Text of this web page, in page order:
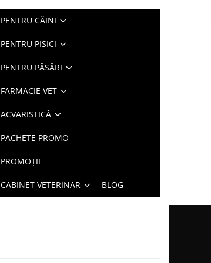
PENTRU CÂINI
PENTRU PISICI
PENTRU PĂSĂRI
FARMACIE VET
ACVARISTICĂ
PACHETE PROMO
PROMOȚII
CABINET VETERINAR BLOG